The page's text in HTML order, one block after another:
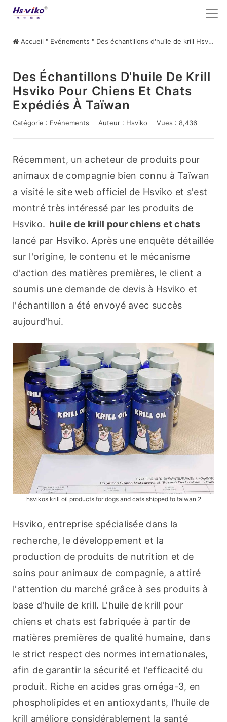
Accueil " Evénements " Des échantillons d'huile de krill Hsviko pour chiens et chats expédiés à Taïwan
Des Échantillons D'huile De Krill
Hsviko Pour Chiens Et Chats
Expédiés À Taïwan
Catégorie : Evénements Auteur : Hsviko Vues : 8,436
Récemment, un acheteur de produits pour
animaux de compagnie bien connu à Taïwan
a visité le site web officiel de Hsviko et s'est
montré très intéressé par les produits de
Hsviko. huile de krill pour chiens et chats
lancé par Hsviko. Après une enquête détaillée
sur l'origine, le contenu et le mécanisme
d'action des matières premières, le client a
soumis une demande de devis à Hsviko et
l'échantillon a été envoyé avec succès
aujourd'hui.
hsvikos krill oil products for dogs and cats shipped to taiwan 2
Hsviko, entreprise spécialisée dans la
recherche, le développement et la
production de produits de nutrition et de
soins pour animaux de compagnie, a attiré
l'attention du marché grâce à ses produits à
base d'huile de krill. L'huile de krill pour
chiens et chats est fabriquée à partir de
matières premières de qualité humaine, dans
le strict respect des normes internationales,
afin de garantir la sécurité et l'efficacité du
produit. Riche en acides gras oméga-3, en
phospholipides et en antioxydants, l'huile de
krill améliore considérablement la santé